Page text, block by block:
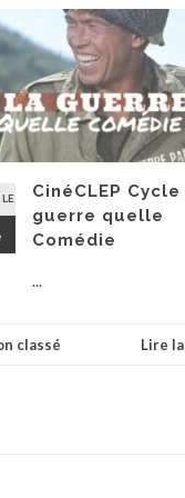
LE
CinéCLEP Cycle
guerre quelle
Comédie
...
classé Lire